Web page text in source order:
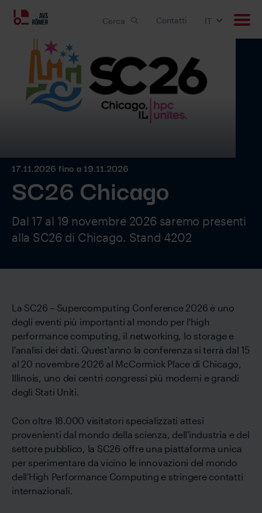
Cerca Contatti IT
Prodotti
Applicazioni
Downloads
Carriera
Azienda
17.11.2026 fino a 19.11.2026
SC26 Chicago
Dal 17 al 19 novembre 2026 saremo presenti
alla SC26 di Chicago. Stand 4202
La SC26 – Supercomputing Conference 2026 è uno
degli eventi più importanti al mondo per l'high
performance computing, il networking, lo storage e
l'analisi dei dati. Quest'anno la conferenza si terrà dal 15
al 20 novembre 2026 al McCormick Place di Chicago,
Illinois, uno dei centri congressi più moderni e grandi
degli Stati Uniti.
Con oltre 18.000 visitatori specializzati attesi
provenienti dal mondo della scienza, dell'industria e del
settore pubblico, la SC26 offre una piattaforma unica
per sperimentare da vicino le innovazioni del mondo
dell'High Performance Computing e stringere contatti
internazionali.